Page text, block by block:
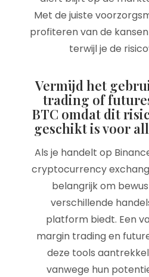
Met de juiste
profiteren van de
terwijl je de
Vermijd het
trading of
BTC omdat dit
geschikt is voor
Als je handelt op
cryptocurrency
belangrijk om
verschillende
platform biedt. Een
margin trading en
deze tools
vanwege hun